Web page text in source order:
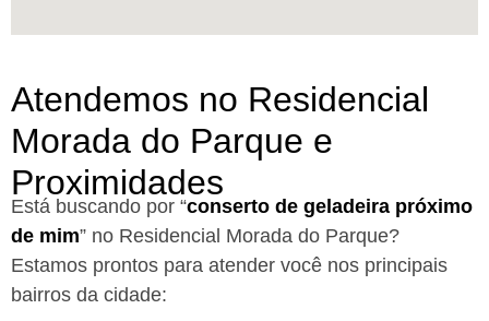
Atendemos no Residencial
Morada do Parque e
Proximidades
Está buscando por “conserto de geladeira próximo
de mim” no Residencial Morada do Parque?
Estamos prontos para atender você nos principais
bairros da cidade: